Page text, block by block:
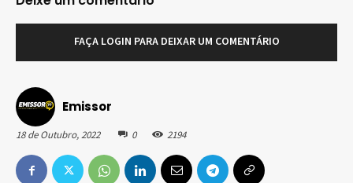
Emissor
18 de Outubro, 2022 0 2194
FAÇA LOGIN PARA DEIXAR UM COMENTÁRIO